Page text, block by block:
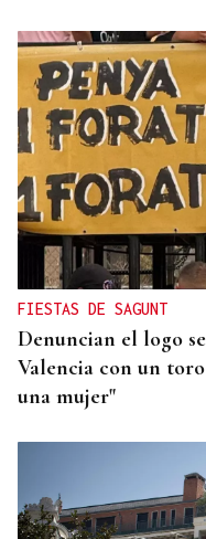
MÁS DEPORTE
La ourensana Anna
Campeonato de
FIESTAS DE SAGUNT
Denuncian el logo
Valencia con un
una mujer"